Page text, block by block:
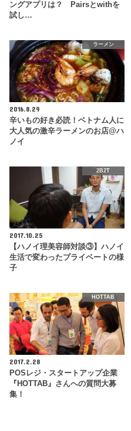
ングアプリは？ Pairsとwithを
試し…
ラーメン
2016.8.29
辛いもの好き必読！ベトナム人に
大人気の激辛ラーメンのお店@ハ
ノイ
2B2T
2017.10.25
【ハノイ理美容師対談③】ハノイ
生活で変わったプライベートの様
子
HOTTAB
2017.2.28
POSレジ・スタートアップ企業
『HOTTAB』さんへの質問大募
集！